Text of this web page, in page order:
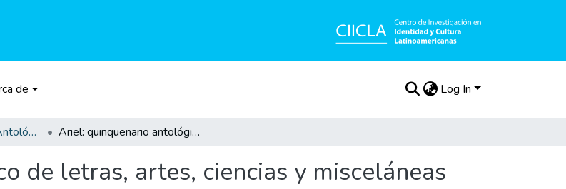
de Log In
Ariel: Quinquenario Antológico de Letras, Artes, Ciencias y Misceláneas Ariel: quinquenario antológico de letras, artes, ciencias y misceláneas
de letras, artes, ciencias y misceláneas